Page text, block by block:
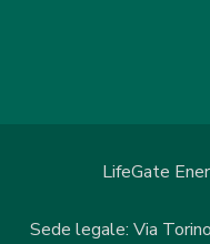
LifeGate
Sede legale: Via